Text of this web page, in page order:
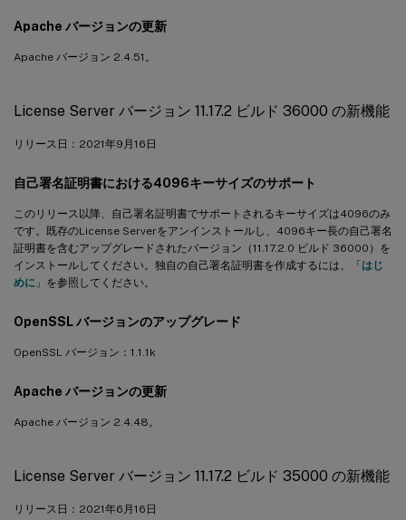
Apache バージョンの更新
Apache バージョン 2.4.51。
License Server バージョン 11.17.2 ビルド 36000 の新機能
リリース日：2021年9月16日
自己署名証明書における4096キーサイズのサポート
このリリース以降、自己署名証明書でサポートされるキーサイズは4096のみ
です。既存のLicense Serverをアンインストールし、4096キー長の自己署名
証明書を含むアップグレードされたバージョン（11.17.2.0 ビルド 36000）を
インストールしてください。独自の自己署名証明書を作成するには、「 はじ
めに 」を参照してください。
OpenSSL バージョンのアップグレード
OpenSSL バージョン：1.1.1k
Apache バージョンの更新
Apache バージョン 2.4.48。
License Server バージョン 11.17.2 ビルド 35000 の新機能
リリース日：2021年6月16日